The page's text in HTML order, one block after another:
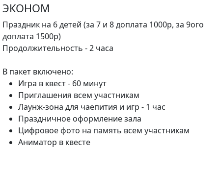
ЭКОНОМ
Праздник на 6 детей (за 7 и 8 доплата 1000р, за 9ого
доплата 1500р)
Продолжительность - 2 часа
В пакет включено:
Игра в квест - 60 минут
Приглашения всем участникам
Лаунж-зона для чаепития и игр - 1 час
Праздничное оформление зала
Цифровое фото на память всем участникам
Аниматор в квесте